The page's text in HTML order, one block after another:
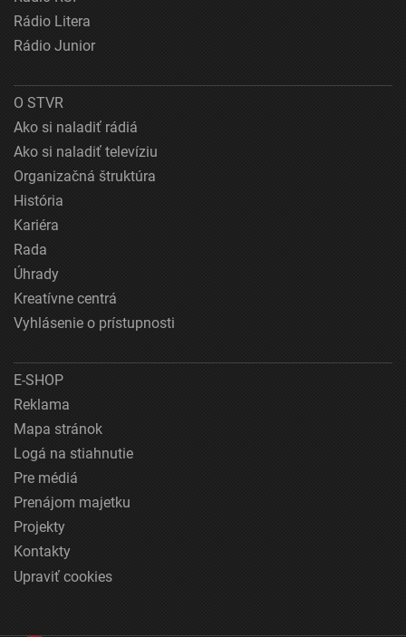
Rádio Litera
Rádio Junior
O STVR
Ako si naladiť rádiá
Ako si naladiť televíziu
Organizačná štruktúra
História
Kariéra
Rada
Úhrady
Kreatívne centrá
Vyhlásenie o prístupnosti
E-SHOP
Reklama
Mapa stránok
Logá na stiahnutie
Pre médiá
Prenájom majetku
Projekty
Kontakty
Upraviť cookies